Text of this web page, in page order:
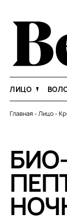
ЛИЦО
Главная -Лицо-